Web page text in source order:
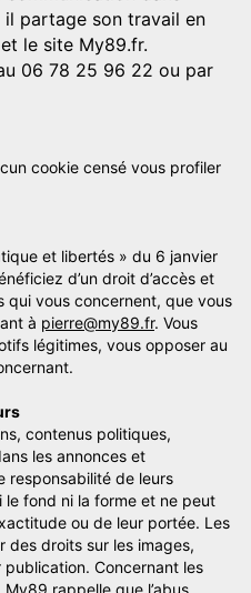
il partage son travail en
le site My89.fr.
06 78 25 96 22 ou par
cookie censé vous profiler
et libertés » du 6 janvier
d’un droit d’accès et
vous concernent, que vous
à pierre@my89.fr. Vous
légitimes, vous opposer au
contenus politiques,
les annonces et
responsabilité de leurs
le fond ni la forme et ne peut
ou de leur portée. Les
des droits sur les images,
Concernant les